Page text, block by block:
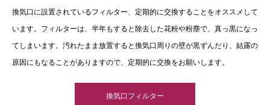
換気口に設置されているフィルター、定期的に交換することをオススメして
います。フィルターは、半年もすると除去した花粉や粉塵で、真っ黒になっ
てしまいます。汚れたまま放置すると換気口周りの壁が黒ずんだり、結露の
原因にもなることがありますので、定期的に交換をお願いします。
換気口フィルター